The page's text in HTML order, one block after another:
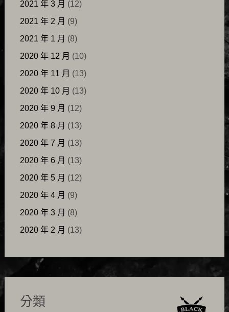
2021 年 3 月 (12)
2021 年 2 月 (9)
2021 年 1 月 (8)
2020 年 12 月 (10)
2020 年 11 月 (13)
2020 年 10 月 (13)
2020 年 9 月 (12)
2020 年 8 月 (13)
2020 年 7 月 (13)
2020 年 6 月 (13)
2020 年 5 月 (12)
2020 年 4 月 (9)
2020 年 3 月 (8)
2020 年 2 月 (13)
分類